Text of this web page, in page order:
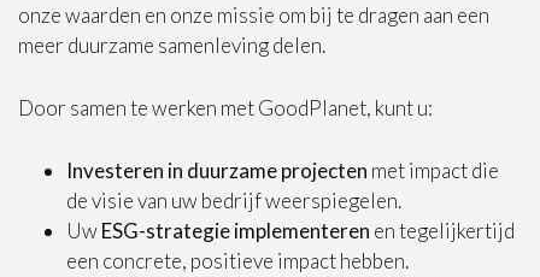
onze waarden en onze missie om bij te dragen aan een
meer duurzame samenleving delen.
Door samen te werken met GoodPlanet, kunt u:
Investeren in duurzame projecten met impact die
de visie van uw bedrijf weerspiegelen.
UwESG-strategie implementeren en tegelijkertijd
een concrete, positieve impact hebben.